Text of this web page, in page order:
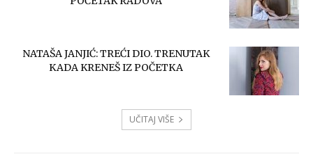
NATAŠA JANJIĆ: TREĆI DIO. TRENUTAK
KADA KRENEŠ IZ POČETKA
UČITAJ VIŠE